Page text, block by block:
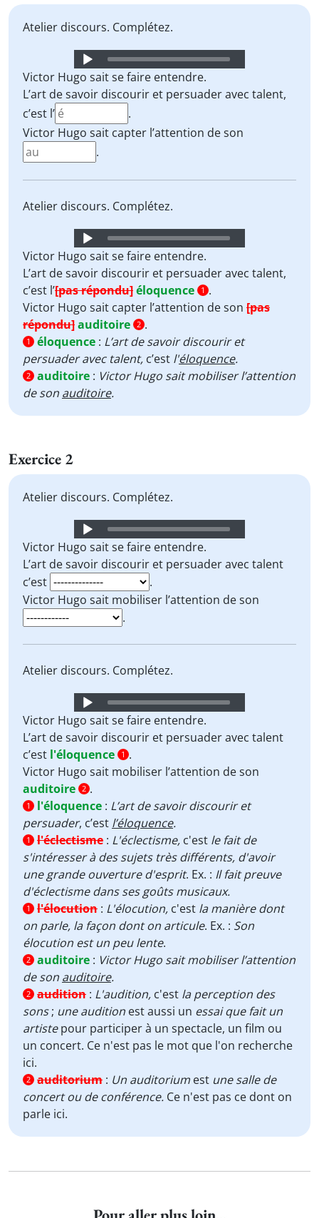
Atelier discours. Complétez.
Audio
Player
Victor Hugo sait se faire entendre.
L’art de savoir discourir et persuader avec talent,
c’est l’
.
Victor Hugo sait capter l’attention de son
.
Atelier discours. Complétez.
Audio
Player
Victor Hugo sait se faire entendre.
L’art de savoir discourir et persuader avec talent,
c’est l’[pas répondu]éloquence 1 .
Victor Hugo sait capter l’attention de son [pas
répondu]auditoire 2 .
1 éloquence : L’art de savoir discourir et
persuader avec talent, c’est l'éloquence.
2 auditoire : Victor Hugo sait mobiliser l’attention
de son auditoire.
Exercice 2
Atelier discours. Complétez.
Audio
Player
Victor Hugo sait se faire entendre.
L’art de savoir discourir et persuader avec talent
c’est
.
Victor Hugo sait mobiliser l’attention de son
.
Atelier discours. Complétez.
Audio
Player
Victor Hugo sait se faire entendre.
L’art de savoir discourir et persuader avec talent
c’est l'éloquence 1 .
Victor Hugo sait mobiliser l’attention de son
auditoire 2 .
1 l'éloquence : L’art de savoir discourir et
persuader, c’est l’éloquence.
1 l'éclectisme : L'éclectisme, c'est le fait de
s'intéresser à des sujets très différents, d'avoir
une grande ouverture d'esprit. Ex. : Il fait preuve
d'éclectisme dans ses goûts musicaux.
1 l'élocution : L'élocution, c'est la manière dont
on parle, la façon dont on articule. Ex. : Son
élocution est un peu lente.
2 auditoire : Victor Hugo sait mobiliser l’attention
de son auditoire.
2 audition : L'audition, c'est la perception des
sons; une audition est aussi un essai que fait un
artistepour participer à un spectacle, un film ou
un concert. Ce n'est pas le mot que l'on recherche
ici.
2 auditorium : Un auditorium est une salle de
concert ou de conférence. Ce n'est pas ce dont on
parle ici.